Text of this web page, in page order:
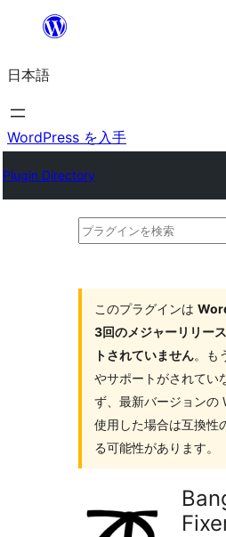
を
ス
キ
プ
日本語
WordPress を入手
Plugin Directory
プ
このプラグインは
3回のメジャーリリー
トされていません。も
やサポートがされてい
ず、最新バージョンの
使用した場合は互換性
る可能性があります。